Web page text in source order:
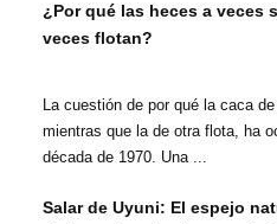
¿Por qué las heces a veces
veces flotan?
La cuestión de por qué la caca
mientras que la de otra flota, ha
década de 1970. Una ...
Salar de Uyuni: El espejo